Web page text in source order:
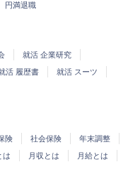
円満退職
就活 企業研究
活 履歴書
就活 スーツ
険 社会保険
年末調整
は 月収とは
月給とは